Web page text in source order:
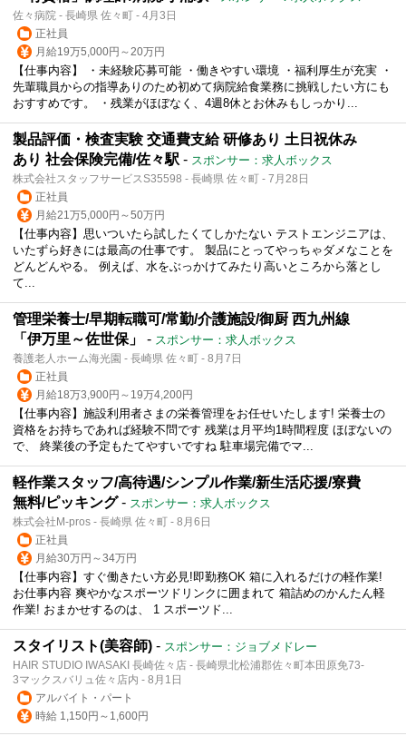
佐々病院 - 長崎県 佐々町 - 4月3日
正社員
月給19万5,000円～20万円
【仕事内容】 ・未経験応募可能 ・働きやすい環境 ・福利厚生が充実 ・
先輩職員からの指導ありのため初めて病院給食業務に挑戦したい方にも
おすすめです。 ・残業がほぼなく、4週8休とお休みもしっかり...
製品評価・検査実験 交通費支給 研修あり 土日祝休み
あり 社会保険完備/佐々駅 - スポンサー：求人ボックス
株式会社スタッフサービスS35598 - 長崎県 佐々町 - 7月28日
正社員
月給21万5,000円～50万円
【仕事内容】思いついたら試したくてしかたない テストエンジニアは、
いたずら好きには最高の仕事です。 製品にとってやっちゃダメなことを
どんどんやる。 例えば、水をぶっかけてみたり高いところから落とし
て...
管理栄養士/早期転職可/常勤/介護施設/御厨 西九州線
「伊万里～佐世保」
- スポンサー：求人ボックス
養護老人ホーム海光園 - 長崎県 佐々町 - 8月7日
正社員
月給18万3,900円～19万4,200円
【仕事内容】施設利用者さまの栄養管理をお任せいたします! 栄養士の
資格をお持ちであれば経験不問です 残業は月平均1時間程度 ほぼないの
で、 終業後の予定もたてやすいですね 駐車場完備でマ...
軽作業スタッフ/高待遇/シンプル作業/新生活応援/寮費
無料/ピッキング- スポンサー：求人ボックス
株式会社M-pros - 長崎県 佐々町 - 8月6日
正社員
月給30万円～34万円
【仕事内容】すぐ働きたい方必見!即勤務OK 箱に入れるだけの軽作業!
お仕事内容 爽やかなスポーツドリンクに囲まれて 箱詰めのかんたん軽
作業! おまかせするのは、 1 スポーツド...
スタイリスト(美容師) - スポンサー：ジョブメドレー
HAIR STUDIO IWASAKI 長崎佐々店 - 長崎県北松浦郡佐々町本田原免73-
3マックスバリュ佐々店内 - 8月1日
アルバイト・パート
時給 1,150円～1,600円